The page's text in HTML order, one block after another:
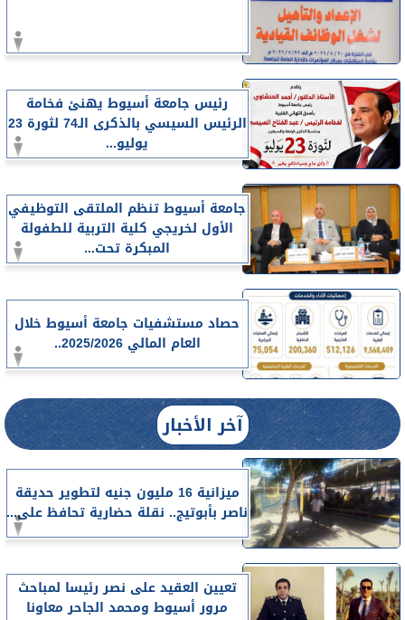
رئيس جامعة أسيوط يهنئ فخامة
الرئيس السيسي بالذكرى الـ74 لثورة 23
يوليو...
جامعة أسيوط تنظم الملتقى التوظيفي
الأول لخريجي كلية التربية للطفولة
المبكرة تحت...
حصاد مستشفيات جامعة أسيوط خلال
العام المالي 2025/2026..
آخر الأخبار
ميزانية 16 مليون جنيه لتطوير حديقة
ناصر بأبوتيج.. نقلة حضارية تحافظ على...
تعيين العقيد على نصر رئيسا لمباحث
مرور أسيوط ومحمد الجاحر معاونا